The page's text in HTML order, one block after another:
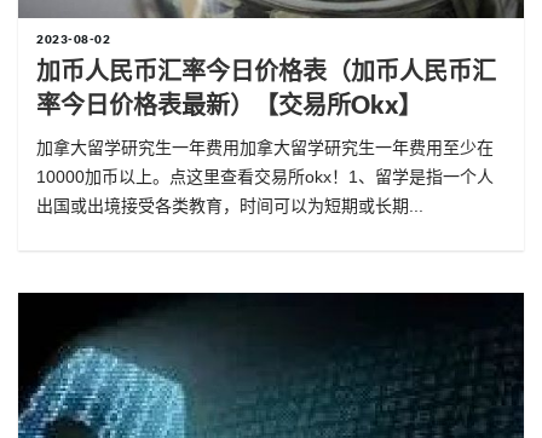
2023-08-02
加币人民币汇率今日价格表（加币人民币汇
率今日价格表最新）【交易所okx】
加拿大留学研究生一年费用加拿大留学研究生一年费用至少在
10000加币以上。点这里查看交易所okx！1、留学是指一个人
出国或出境接受各类教育，时间可以为短期或长期...